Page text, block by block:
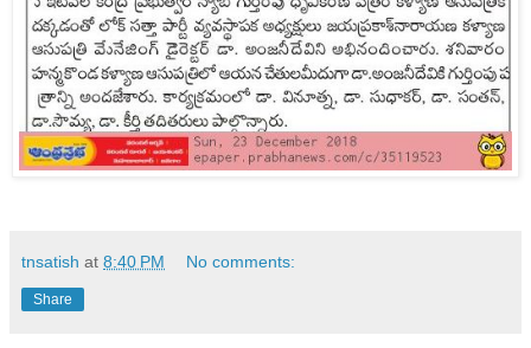
tnsatish at 8:40 PM No comments:
Share